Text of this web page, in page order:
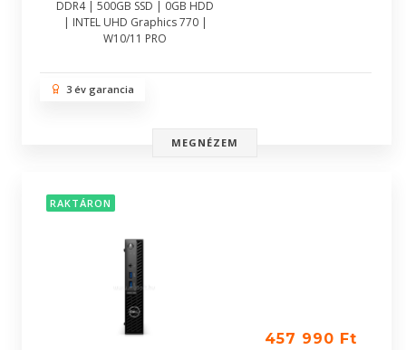
DDR4 | 500GB SSD | 0GB HDD
| INTEL UHD Graphics 770 |
W10/11 PRO
3 év garancia
MEGNÉZEM
RAKTÁRON
457 990 Ft